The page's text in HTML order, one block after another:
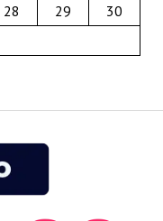
28 29
30